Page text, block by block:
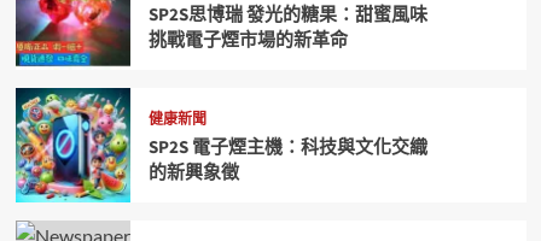
SP2S思博瑞 發光的糖果：甜蜜風味
挑戰電子煙市場的新革命
健康新聞
SP2S 電子煙主機：科技與文化交織
的新興象徵